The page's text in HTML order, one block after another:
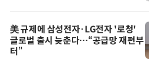
美 규제에 삼성전자·LG전자 '로청'
글로벌 출시 늦춘다…“공급망 재편부
터”